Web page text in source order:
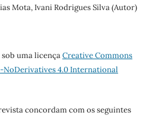
Mota, Ivani Rodrigues Silva (Autor)
uma licençaCreative Commons
4.0 International
concordam com os seguintes